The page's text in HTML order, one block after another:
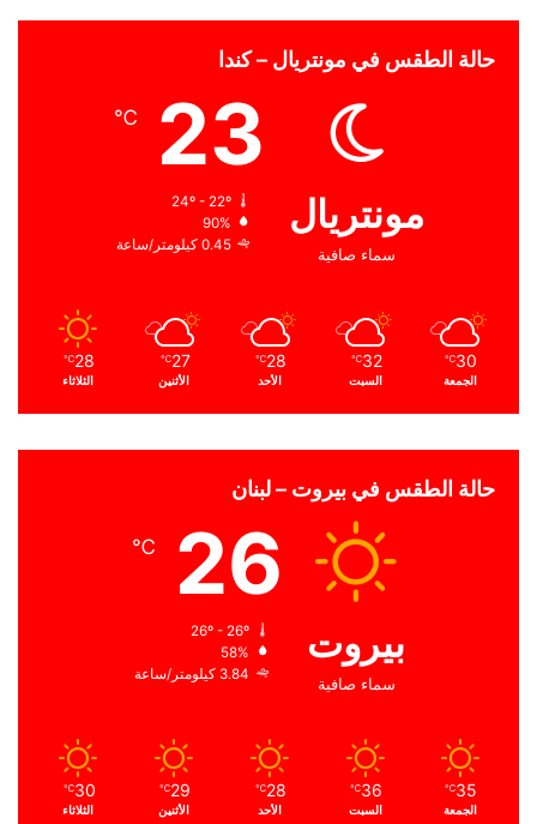
حالة الطقس في مونتريال – كندا
مونتريال
سماء صافية
23
℃
24º - 22º
90%
0.45 كيلومتر/ساعة
30
℃
الجمعة
32
℃
السبت
28
℃
الأحد
27
℃
الأثنين
28
℃
الثلاثاء
حالة الطقس في بيروت – لبنان
بيروت
سماء صافية
26
℃
58%
3.84 كيلومتر/ساعة
35
℃
الجمعة
36
℃
السبت
28
℃
الأحد
29
℃
الأثنين
30
℃
الثلاثاء